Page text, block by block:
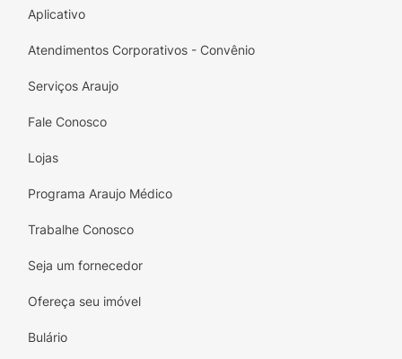
Aplicativo
Atendimentos Corporativos - Convênio
Serviços Araujo
Fale Conosco
Lojas
Programa Araujo Médico
Trabalhe Conosco
Seja um fornecedor
Ofereça seu imóvel
Bulário